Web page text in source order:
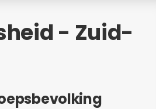
- Zuid-